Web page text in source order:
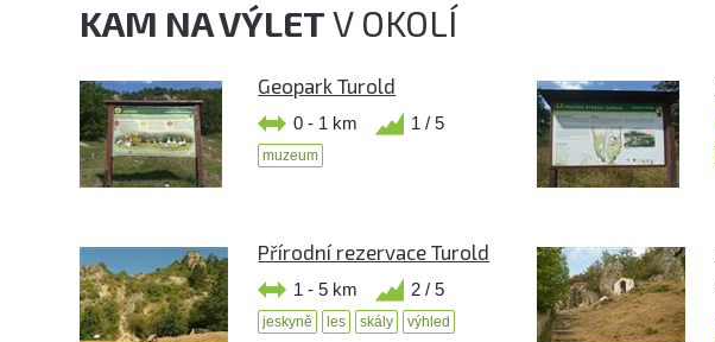
KAM NA VÝLETV OKOLÍ
Geopark Turold
0 - 1 km 1 / 5
muzeum
Přírodní rezervace Turold
1 - 5 km 2 / 5
jeskyně les skály výhled